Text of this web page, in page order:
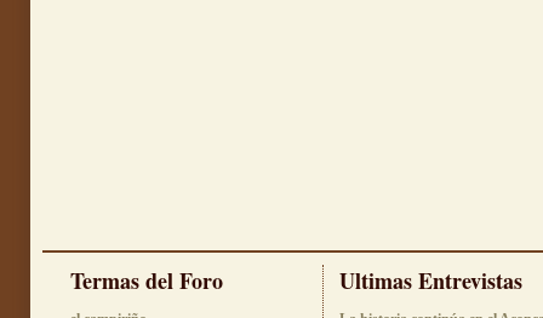
Termas del Foro Ultimas Entrevistas